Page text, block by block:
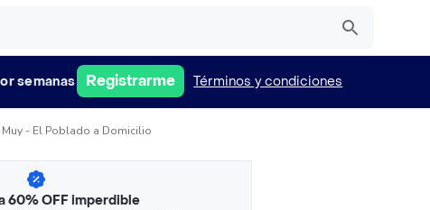
semanas Registrarme Términos y condiciones
Muy - El Poblado a Domicilio
60% OFF imperdible